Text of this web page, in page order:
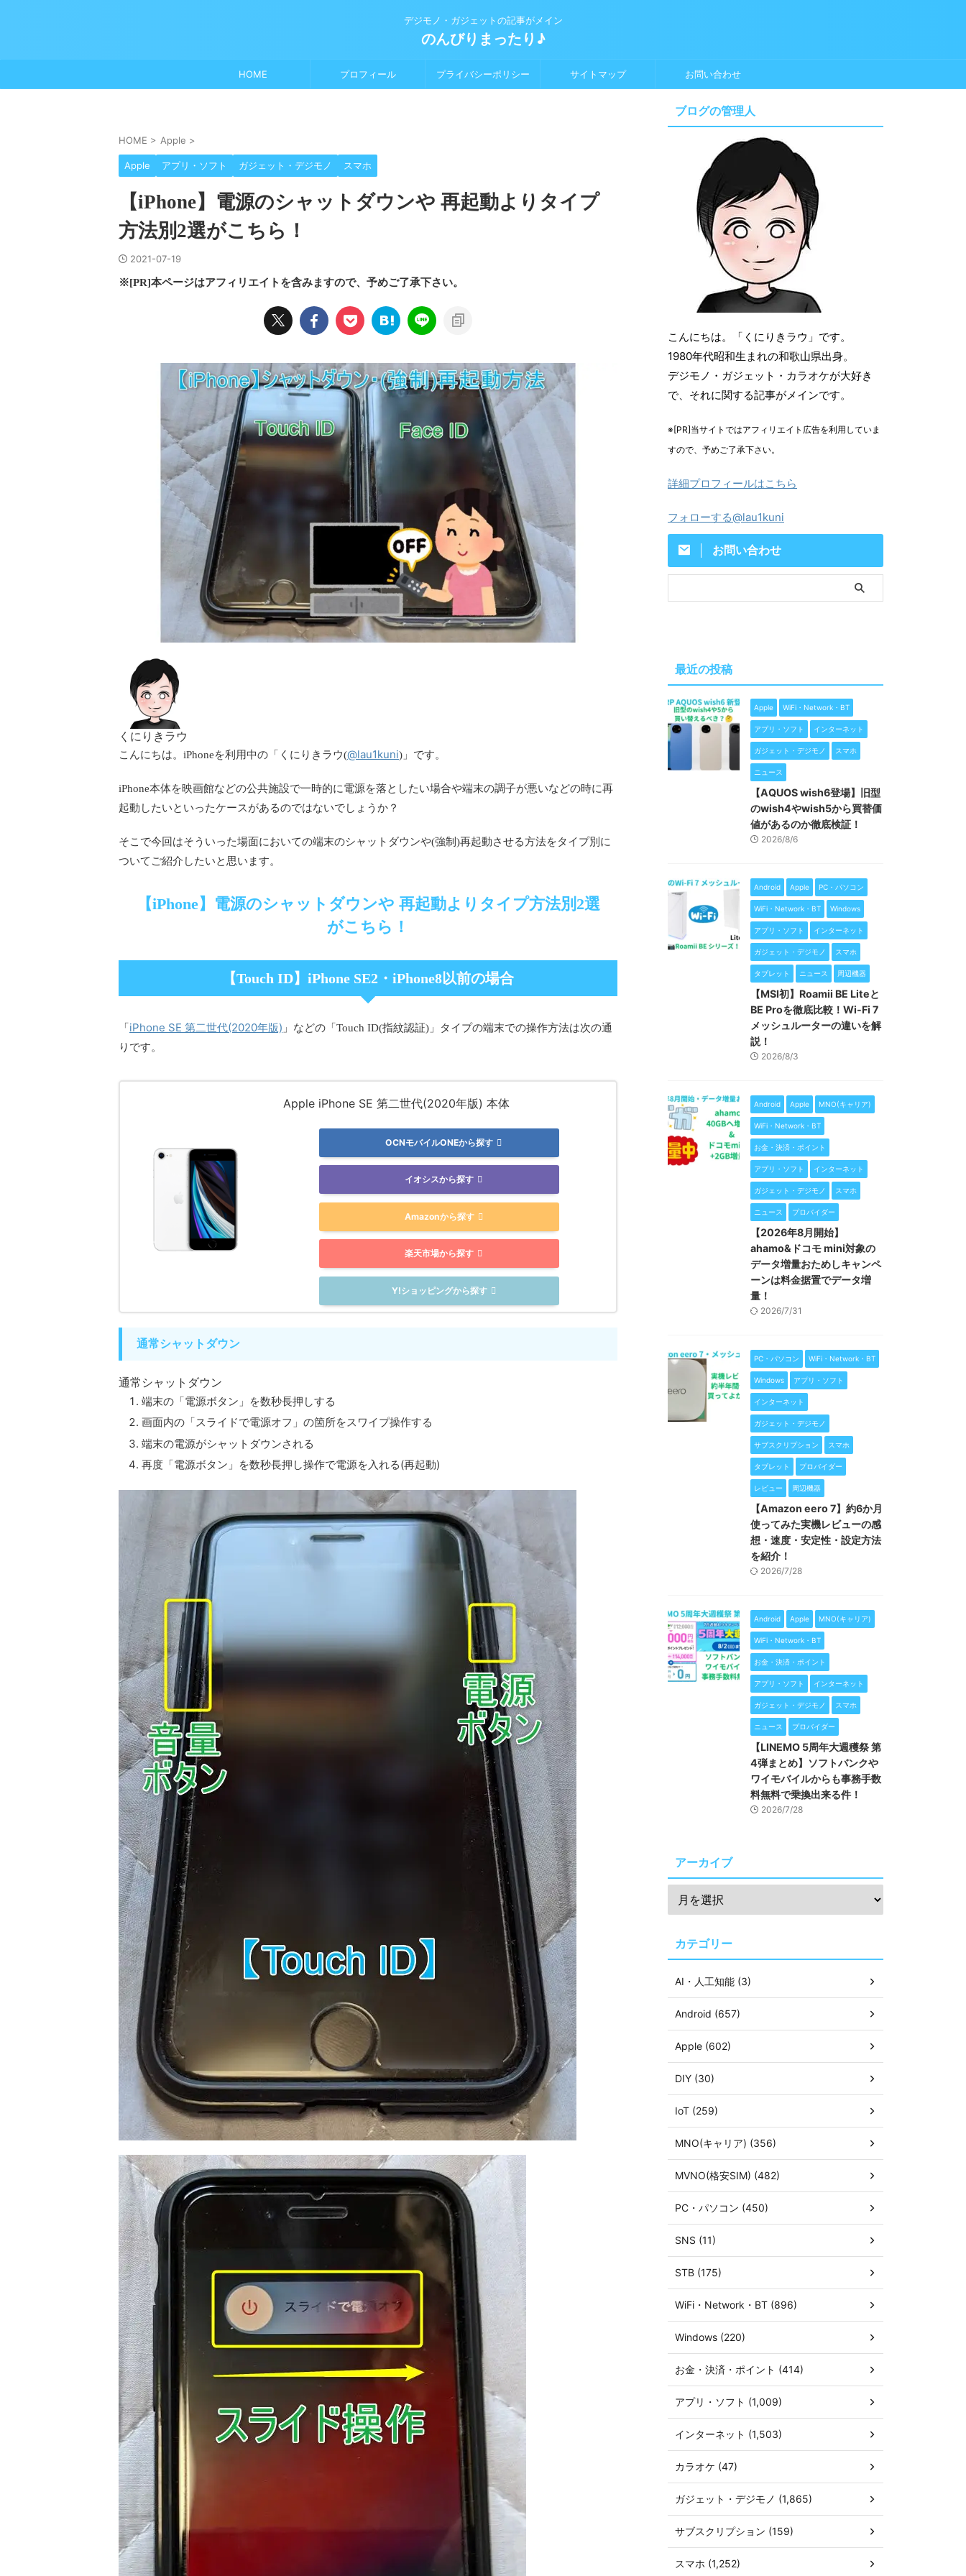
デジモノ・ガジェットの記事がメイン
のんびりまったり♪
HOME プロフィール プライバシーポリシー サイトマップ お問い合わせ
HOME > Apple >
Apple アプリ・ソフト ガジェット・デジモノ スマホ
【iPhone】電源のシャットダウンや 再起動よりタイプ
方法別2選がこちら！
2021-07-19
※[PR]本ページはアフィリエイトを含みますので、予めご了承下さい。
くにりきラウ
こんにちは。iPhoneを利用中の「くにりきラウ(@lau1kuni)」です。
iPhone本体を映画館などの公共施設で一時的に電源を落としたい場合や端末の調子が悪いなどの時に再
起動したいといったケースがあるのではないでしょうか？
そこで今回はそういった場面においての端末のシャットダウンや(強制)再起動させる方法をタイプ別に
ついてご紹介したいと思います。
【iPhone】電源のシャットダウンや 再起動よりタイプ方法別2選
がこちら！
【Touch ID】iPhone SE2・iPhone8以前の場合
「 iPhone SE 第二世代(2020年版) 」などの「Touch ID(指紋認証)」タイプの端末での操作方法は次の通
りです。
Apple iPhone SE 第二世代(2020年版) 本体
OCNモバイルONEから探す
イオシスから探す
Amazonから探す
楽天市場から探す
Y!ショッピングから探す
通常シャットダウン
通常シャットダウン
端末の「電源ボタン」を数秒長押しする
画面内の「スライドで電源オフ」の箇所をスワイプ操作する
端末の電源がシャットダウンされる
再度「電源ボタン」を数秒長押し操作で電源を入れる(再起動)
ブログの管理人
こんにちは。「くにりきラウ」です。
1980年代昭和生まれの和歌山県出身。
デジモノ・ガジェット・カラオケが大好き
で、それに関する記事がメインです。
※[PR]当サイトではアフィリエイト広告を利用していま
すので、予めご了承下さい。
詳細プロフィールはこちら
フォローする@lau1kuni
お問い合わせ
最近の投稿
Apple WiFi・Network・BT
アプリ・ソフト インターネット
ガジェット・デジモノ スマホ
ニュース
【AQUOS wish6登場】旧型
のwish4やwish5から買替価
値があるのか徹底検証！
2026/8/6
Android Apple PC・パソコン
WiFi・Network・BT Windows
アプリ・ソフト インターネット
ガジェット・デジモノ スマホ
タブレット ニュース 周辺機器
【MSI初】Roamii BE Liteと
BE Proを徹底比較！Wi-Fi 7
メッシュルーターの違いを解
説！
2026/8/3
Android Apple MNO(キャリア)
WiFi・Network・BT
お金・決済・ポイント
アプリ・ソフト インターネット
ガジェット・デジモノ スマホ
ニュース プロバイダー
【2026年8月開始】
ahamo&ドコモ mini対象の
データ増量おためしキャンペ
ーンは料金据置でデータ増
量！
2026/7/31
PC・パソコン WiFi・Network・BT
Windows アプリ・ソフト
インターネット
ガジェット・デジモノ
サブスクリプション スマホ
タブレット プロバイダー
レビュー 周辺機器
【Amazon eero 7】約6か月
使ってみた実機レビューの感
想・速度・安定性・設定方法
を紹介！
2026/7/28
Android Apple MNO(キャリア)
WiFi・Network・BT
お金・決済・ポイント
アプリ・ソフト インターネット
ガジェット・デジモノ スマホ
ニュース プロバイダー
【LINEMO 5周年大週穫祭 第
4弾まとめ】ソフトバンクや
ワイモバイルからも事務手数
料無料で乗換出来る件！
2026/7/28
アーカイブ
カテゴリー
AI・人工知能 (3)
Android (657)
Apple (602)
DIY (30)
IoT (259)
MNO(キャリア) (356)
MVNO(格安SIM) (482)
PC・パソコン (450)
SNS (11)
STB (175)
WiFi・Network・BT (896)
Windows (220)
お金・決済・ポイント (414)
アプリ・ソフト (1,009)
インターネット (1,503)
カラオケ (47)
ガジェット・デジモノ (1,865)
サブスクリプション (159)
スマホ (1,252)